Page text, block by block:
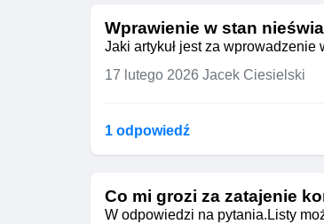
Wprawienie w stan
Jaki artykuł jest za
17 lutego 2026 Jacek Ciesielski
1 odpowiedź
Co mi grozi za zatajenie
W odpowiedzi na pytania.Listy